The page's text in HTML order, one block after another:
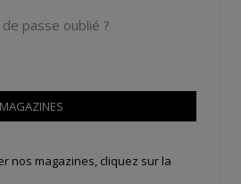
passe oublié ?
nos magazines, cliquez sur la